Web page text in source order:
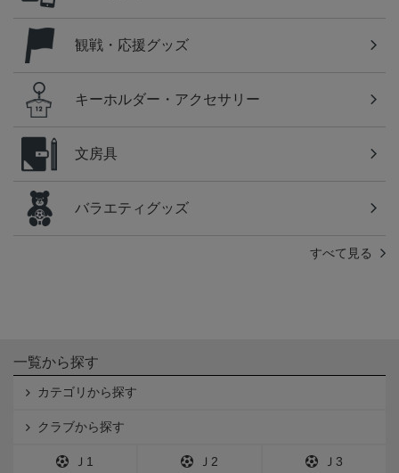
観戦・応援グッズ
キーホルダー・アクセサリー
文房具
バラエティグッズ
すべて見る
一覧から探す
カテゴリから探す
クラブから探す
Ｊ1 Ｊ2 Ｊ3